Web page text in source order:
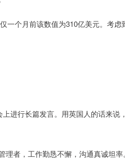
一个月前该数值为310亿美元。考虑
进行长篇发言。用英国人的话来说
者，工作勤恳不懈，沟通真诚坦率